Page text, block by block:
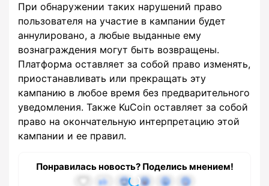
При обнаружении таких нарушений право
пользователя на участие в кампании будет
аннулировано, а любые выданные ему
вознаграждения могут быть возвращены.
Платформа оставляет за собой право изменять,
приостанавливать или прекращать эту
кампанию в любое время без предварительного
уведомления. Также KuCoin оставляет за собой
право на окончательную интерпретацию этой
кампании и ее правил.
Понравилась новость? Поделись мнением!